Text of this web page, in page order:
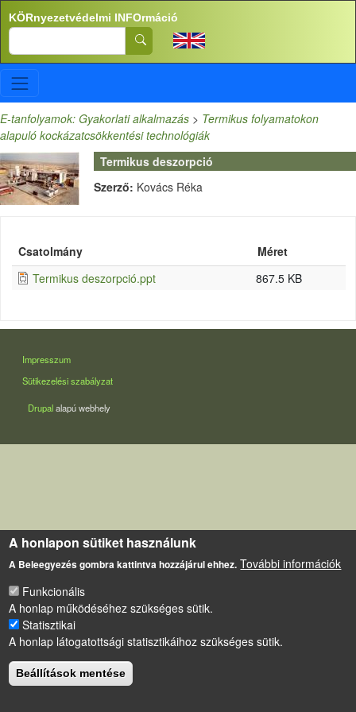
Ugrás a tartalomra
KÖRnyezetvédelmi INFOrmáció
Search
E-tanfolyamok: Gyakorlati alkalmazás > Termikus folyamatokon
alapuló kockázatcsökkentési technológiák
Termikus deszorpció
Szerző: Kovács Réka
Csatolmány
Méret
Termikus deszorpció.ppt
867.5 KB
LÁBLÉC
Impresszum
Sütikezelési szabályzat
Drupalalapú webhely
A honlapon sütiket használunk
A Beleegyezés gombra kattintva hozzájárul ehhez. További információk
Funkcionális
A honlap működéséhez szükséges sütik.
Statisztikai
A honlap látogatottsági statisztikáihoz szükséges sütik.
Beállítások mentése